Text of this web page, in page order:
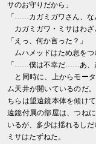
サのお守りだから」
「……カガミガワさん、な
カガミガワ・ミサはわざ
「えっ、何か言った？」
ムハメッドはため息をつ
「……僕は不幸だ……あ、
と同時に、上からモー
ム天井が開いているのだ
ちらは望遠鏡本体を傾け
遠鏡付属の部屋は、つね
いるが、多少は揺れるしだ
ミサはたずねた。